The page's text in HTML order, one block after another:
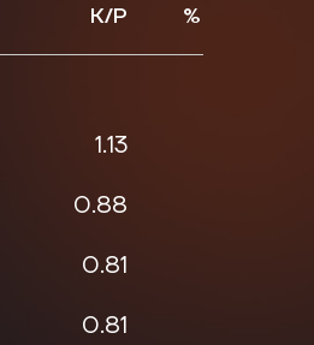
К/Р %
1.13
0.88
0.81
0.81